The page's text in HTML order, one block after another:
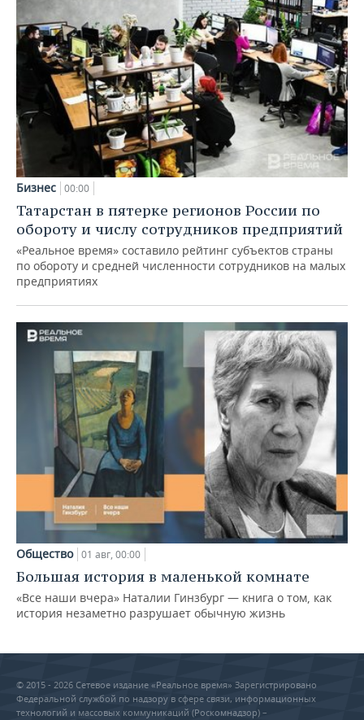
Бизнес 00:00
Татарстан в пятерке регионов России по
обороту и числу сотрудников предприятий
«Реальное время» составило рейтинг субъектов страны
по обороту и средней численности сотрудников на малых
предприятиях
Общество 01 авг, 00:00
Большая история в маленькой комнате
«Все наши вчера» Наталии Гинзбург — книга о том, как
история незаметно разрушает обычную жизнь
© 2015 - 2026 Сетевое издание «Реальное время» Зарегистрировано
Федеральной службой по надзору в сфере связи, информационных
технологий и массовых коммуникаций (Роскомнадзор) –